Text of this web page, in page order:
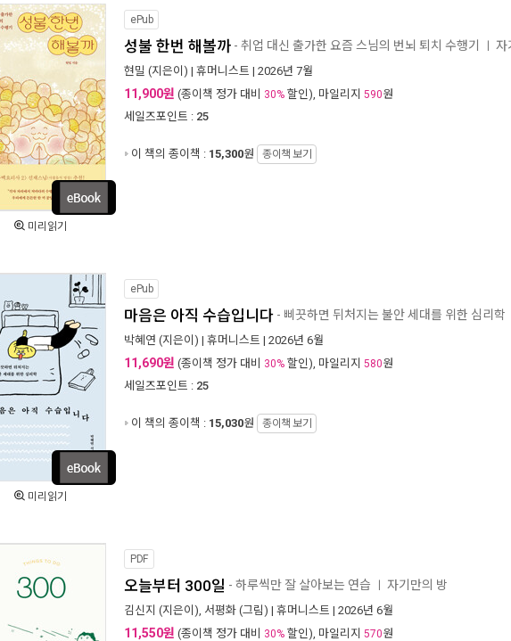
미리읽기
ePub
성불 한번 해볼까 - 취업 대신 출가한 요즘 스님의 번뇌 퇴치 수행기 자
현밀 (지은이) | 휴머니스트 | 2026년 7월
11,900원 (종이책 정가 대비 30% 할인), 마일리지 590원
세일즈포인트 : 25
이 책의 종이책 : 15,300원 종이책 보기
미리읽기
ePub
마음은 아직 수습입니다 - 삐끗하면 뒤처지는 불안 세대를 위한 심리학
박혜연 (지은이) | 휴머니스트 | 2026년 6월
11,690원 (종이책 정가 대비 30% 할인), 마일리지 580원
세일즈포인트 : 25
이 책의 종이책 : 15,030원 종이책 보기
PDF
오늘부터 300일 - 하루씩만 잘 살아보는 연습 자기만의 방
김신지 (지은이), 서평화 (그림) | 휴머니스트 | 2026년 6월
11,550원 (종이책 정가 대비 30% 할인), 마일리지 570원